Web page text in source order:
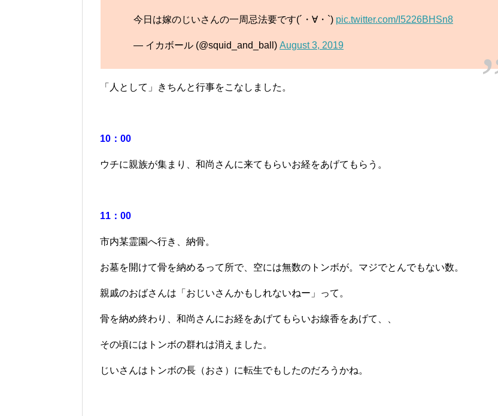
今日は嫁のじいさんの一周忌法要です(´・∀・`) pic.twitter.com/I5226BHSn8
— イカボール (@squid_and_ball) August 3, 2019
「人として」きちんと行事をこなしました。
10：00
ウチに親族が集まり、和尚さんに来てもらいお経をあげてもらう。
11：00
市内某霊園へ行き、納骨。
お墓を開けて骨を納めるって所で、空には無数のトンボが。マジでとんでもない数。
親戚のおばさんは「おじいさんかもしれないねー」って。
骨を納め終わり、和尚さんにお経をあげてもらいお線香をあげて、、
その頃にはトンボの群れは消えました。
じいさんはトンボの長（おさ）に転生でもしたのだろうかね。